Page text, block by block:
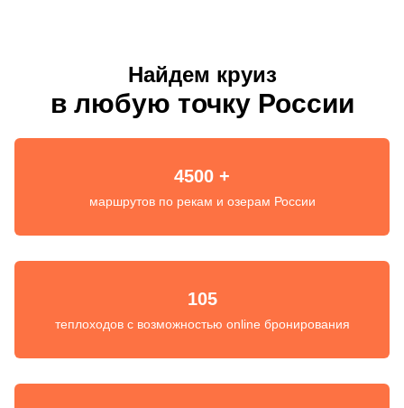
Найдем круиз
в любую точку России
4500 +
маршрутов по рекам и озерам России
105
теплоходов с возможностью online бронирования